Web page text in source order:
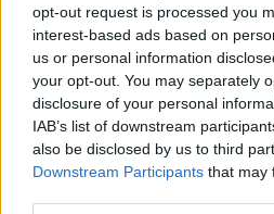
opt-out request is processed you
interest-based ads based on
us or personal information
your opt-out. You may separately
disclosure of your personal
IAB’s list of downstream
also be disclosed by us to third
Downstream Participants that may
Η διαδικτυακή πλατφόρμα
υπερπροηγμένης τεχνολογίας
άλλων, ένα αποθετήριο
αναπτύσσονται στο πλαίσιο
Tech Talent», ενώ τα
διαθέσιμα.